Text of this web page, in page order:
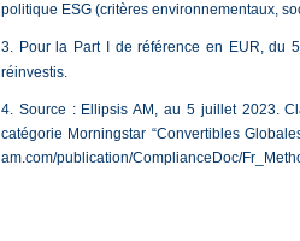
politique ESG (critères environnementaux,
3. Pour la Part I de référence en EUR, du
réinvestis.
4. Source : Ellipsis AM, au 5 juillet 2023.
catégorie Morningstar “Convertibles
am.com/publication/ComplianceDoc/